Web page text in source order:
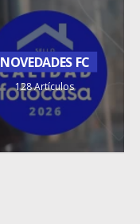
NOVEDADES FC
128 Artículos